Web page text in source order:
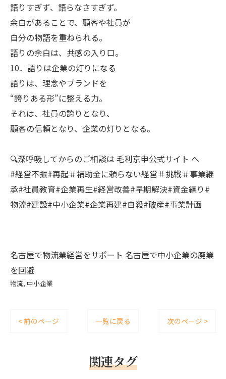
語りすぎず、語らなさすぎず。
余白があることで、顧客や社員が
自分の物語を重ねられる。
語りの余白は、共感の入り口。
10．語りは企業の灯りになる
語りは、理念やブランドを
“誇りある形”に整える力。
それは、社員の誇りとなり、
顧客の信頼となり、企業の灯りとなる。
🔍深呼吸してからのご相談は 毛利京申公式サイト へ
#経営不振#再起＃補助金に頼らない経営＃挑戦＃事業継
承#社員教育#企業再生#経営改善#早期解決#資金繰り#
物流#建設#中小企業#企業再建#自殺#破産#事業計画
名古屋で物流業経営をサポート 名古屋で中小企業の廃業
を回避
物流 中小企業
< 前のページ 一覧に戻る 次のページ >
関連タグ